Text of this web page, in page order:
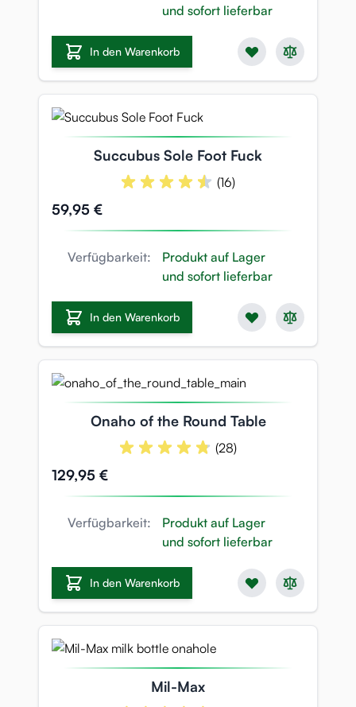
und sofort lieferbar
In den Warenkorb
Succubus Sole Foot Fuck
(16)
59,95 €
Verfügbarkeit:
Produkt auf Lager
und sofort lieferbar
In den Warenkorb
Onaho of the Round Table
(28)
129,95 €
Verfügbarkeit:
Produkt auf Lager
und sofort lieferbar
In den Warenkorb
Mil-Max